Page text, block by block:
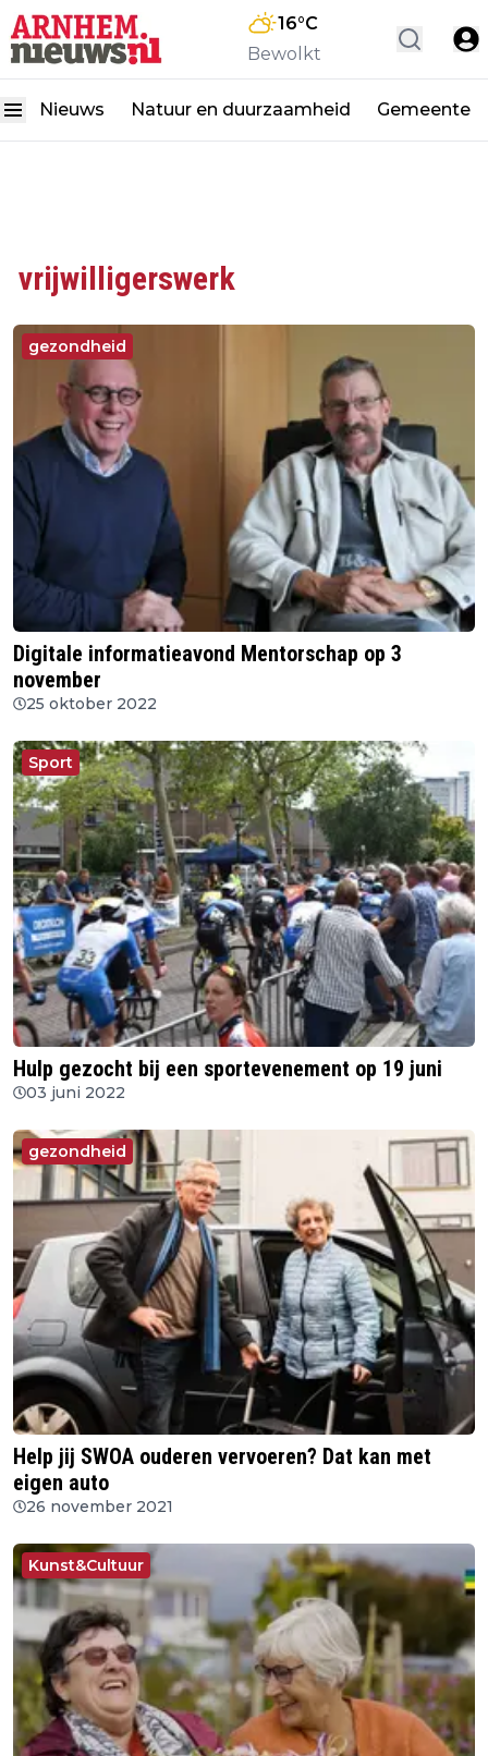
16°C
Bewolkt
Nieuws Natuur en duurzaamheid Gemeente
vrijwilligerswerk
gezondheid
Digitale informatieavond Mentorschap op 3
november
25 oktober 2022
Sport
Hulp gezocht bij een sportevenement op 19 juni
03 juni 2022
gezondheid
Help jij SWOA ouderen vervoeren? Dat kan met
eigen auto
26 november 2021
Kunst&Cultuur